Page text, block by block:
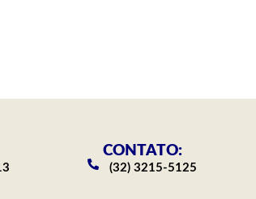
CONTATO:
(32) 3215-5125